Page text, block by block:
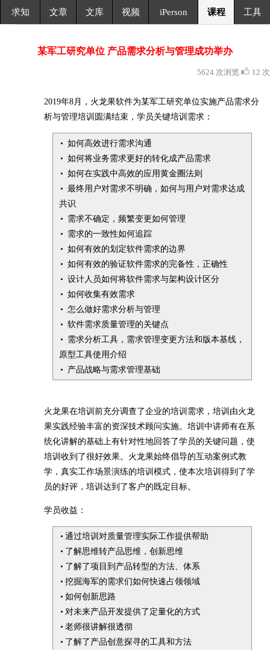
求知 文章 文库 视频 iPerson 课程 工具
某军工研究单位 产品需求分析与管理成功举办
5624 次浏览 12 次
2019年8月，火龙果软件为某军工研究单位实施产品需求分
析与管理培训圆满结束，学员关键培训需求：
如何高效进行需求沟通
如何将业务需求更好的转化成产品需求
如何在实践中高效的应用黄金圈法则
最终用户对需求不明确，如何与用户对需求达成
共识
需求不确定，频繁变更如何管理
需求的一致性如何追踪
如何有效的划定软件需求的边界
如何有效的验证软件需求的完备性，正确性
设计人员如何将软件需求与架构设计区分
如何收集有效需求
怎么做好需求分析与管理
软件需求质量管理的关键点
需求分析工具，需求管理变更方法和版本基线，
原型工具使用介绍
产品战略与需求管理基础
火龙果在培训前充分调查了企业的培训需求，培训由火龙
果实践经验丰富的资深技术顾问实施。培训中讲师有在系
统化讲解的基础上有针对性地回答了学员的关键问题，使
培训收到了很好效果。火龙果始终倡导的互动案例式教
学，真实工作场景演练的培训模式，使本次培训得到了学
员的好评，培训达到了客户的既定目标。
学员收益：
通过培训对质量管理实际工作提供帮助
了解思维转产品思维，创新思维
了解了项目到产品转型的方法、体系
挖掘海军的需求们如何快速占领领域
如何创新思路
对未来产品开发提供了定量化的方式
老师很讲解很透彻
了解了产品创意探寻的工具和方法